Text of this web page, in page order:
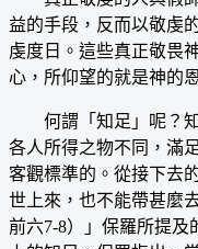
益的手段，反而以敬虔
虔度日。這些真正敬畏
心，所仰望的就是神的
何謂「知足」呢？知
各人所得之物不同，滿
客觀標準的。從接下去
世上來，也不能帶甚麼
前六7-8）」保羅所提及